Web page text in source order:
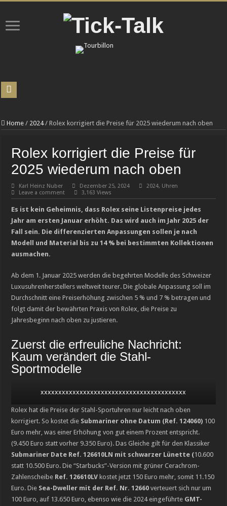
INEOS Automotive verzeichnet im ersten Quartal 2026 Rekordverkaufserfolg
PERRELET X IFL WATCHES lancieren gemeinsam die Weekend GMT Atlas
ChronoDock© – der ultimative Andock-Roboter für Ihre Armbanduhr
TAG Heuer, Team Ikuzawa und Bamford überraschen mit einem auf 150
Cystos: Auf dem Weg zur eigenständigen Manufaktur-Marke
Breguets vergessene Kunst des Emaillierens
Chopard legt die Minutenrepetition L.U.C Full Strike im transparenten Saphir-
Home / 2024 / Rolex korrigiert die Preise für 2025 wiederum nach oben
Rolex korrigiert die Preise für
2025 wiederum nach oben
Karl Heinz Nuber Dezember 25, 2024 2024, Uhren
Leave a comment
3,163 Views
Es ist kein Geheimnis, dass Rolex seine Listenpreise jedes
Jahr am ersten Januar erhöht. Das wird auch im Jahr 2025 der
Fall sein. Die differenzierten Anpassungen sollen je nach
Modell und Material bis zu 14 % bei bestimmten Kollektionen
ausmachen.
Ab dem 1. Januar 2025 werden die begehrten Modelle des Schweizer
Luxusuhrenherstellers weltweit teurer. Die globale Anpassung soll im
Durchschnitt eine Preiserhöhung zwischen 5 % und 7 % betragen und
folgt damit der bewährten Praxis von Rolex, die Preise zu
Jahresbeginn nach oben zu justieren.
Zuerst die erfreuliche Nachricht:
Kaum verändert die Stahl-
Sportmodelle
xxxxxxxxxxxxxxxxxxxxxxxxxxxxxxxxxxxxxxxxx
Rolex hat die Preise der Stahl-Sportuhren nur leicht nach oben
korrigiert. So kostet die Submariner ohne Datum (Ref. 124060) 100
Euro mehr, was einer Erhöhung von gut einem Prozent entspricht.
(9.450 Euro statt vorher 9.350 Euro). Das Gleiche gilt für den Klassiker
Submariner Date Ref. 126610LN mit schwarzer Lünette (10.600
statt 10.500 Euro. Die “Starbucks”-Version mit grüner Cerachrom-
Zahlenscheibe Ref. 126610LV kostet jetzt 150 Euro mehr, somit 11.150
Euro. Die Sea-Dweller mit der Ref. Nr. 12660verteuert sich nur um
100 Euro, auf 13.650 Euro, ebenso wie die 2024 eingeführte GMT-